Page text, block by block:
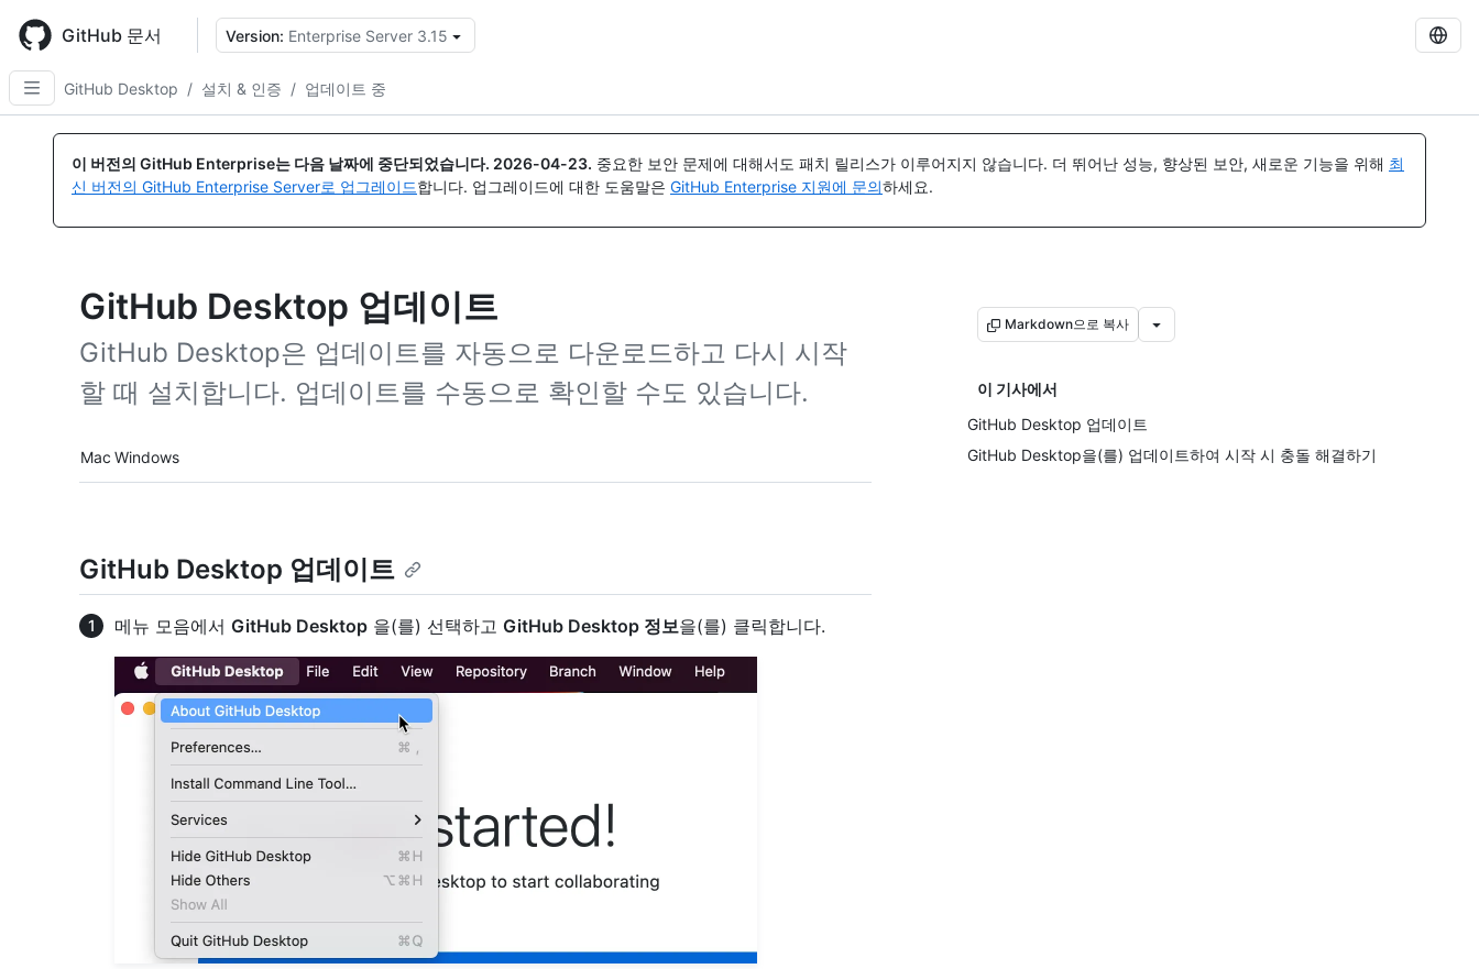
main
content
GitHub 문서 Version: Enterprise Server 3.15
GitHub Desktop / 설치 & 인증 / 업데이트 중
이 버전의 GitHub Enterprise는 다음 날짜에 중단되었습니다. 2026-04-23. 중요한 보안 문제에 대해서도 패치 릴리스가 이루어지지 않습니다. 더 뛰어난 성능, 향상된 보안, 새로운 기능을 위해 최
신 버전의 GitHub Enterprise Server로 업그레이드합니다. 업그레이드에 대한 도움말은 GitHub Enterprise 지원에 문의하세요.
GitHub Desktop 업데이트
GitHub Desktop은 업데이트를 자동으로 다운로드하고 다시 시작
할 때 설치합니다. 업데이트를 수동으로 확인할 수도 있습니다.
Platform navigation
Mac Windows
Markdown으로 복사
이 기사에서
GitHub Desktop 업데이트
GitHub Desktop을(를) 업데이트하여 시작 시 충돌 해결하기
GitHub Desktop 업데이트
메뉴 모음에서 GitHub Desktop 을(를) 선택하고 GitHub Desktop 정보을(를) 클릭합니다.